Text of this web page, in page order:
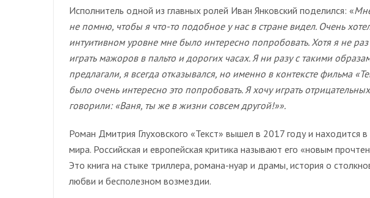
Исполнитель одной из главных ролей Иван Янковский поделился: «
не помню, чтобы я что-то подобное у нас в стране видел. Очень
интуитивном уровне мне было интересно попробовать. Хотя я не
играть мажоров в пальто и дорогих часах. Я ни разу с такими
предлагали, я всегда отказывался, но именно в контексте фильма
было очень интересно это попробовать. Я хочу играть
говорили: «Ваня, ты же в жизни совсем другой!»».
Роман Дмитрия Глуховского «Текст» вышел в 2017 году и находится
мира. Российская и европейская критика называют его «новым
Это книга на стыке триллера, романа-нуар и драмы, история о
любви и бесполезном возмездии.